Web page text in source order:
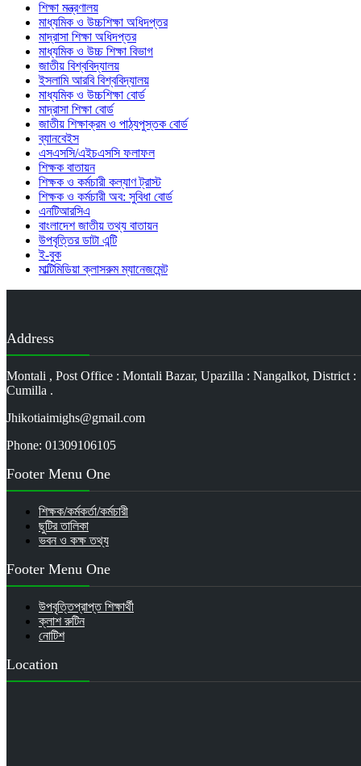
শিক্ষা মন্ত্রণালয়
মাধ্যমিক ও উচ্চশিক্ষা অধিদপ্তর
মাদ্রাসা শিক্ষা অধিদপ্তর
মাধ্যমিক ও উচ্চ শিক্ষা বিভাগ
জাতীয় বিশ্ববিদ্যালয়
ইসলামি আরবি বিশ্ববিদ্যালয়
মাধ্যমিক ও উচ্চশিক্ষা বোর্ড
মাদ্রাসা শিক্ষা বোর্ড
জাতীয় শিক্ষাক্রম ও পাঠ্যপুস্তক বোর্ড
ব্যানবেইস
এসএসসি/এইচএসসি ফলাফল
শিক্ষক বাতায়ন
শিক্ষক ও কর্মচারী কল্যাণ ট্রাস্ট
শিক্ষক ও কর্মচারী অব: সুবিধা বোর্ড
এনটিআরসিএ
বাংলাদেশ জাতীয় তথ্য বাতায়ন
উপবৃত্তির ডাটা এন্টি
ই-বুক
মাল্টিমিডিয়া ক্লাসরুম ম্যানেজমেন্ট
Address
Montali , Post Office : Montali Bazar, Upazilla : Nangalkot, District :
Cumilla .
Jhikotiaimighs@gmail.com
Phone: 01309106105
Footer Menu One
শিক্ষক/কর্মকর্তা/কর্মচারী
ছুটির তালিকা
ভবন ও কক্ষ তথ্য
Footer Menu One
উপবৃত্তিপ্রাপ্ত শিক্ষার্থী
ক্লাশ রুটিন
নোটিশ
Location